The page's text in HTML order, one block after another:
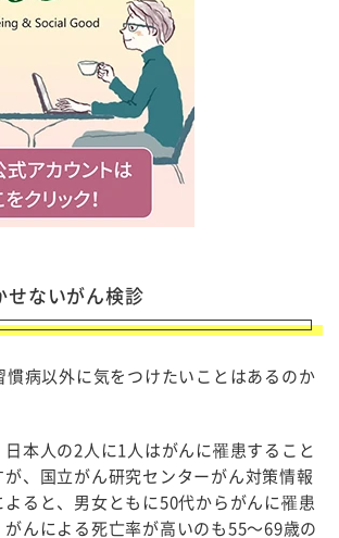
ないがん検診
慣病以外に気をつけたいことはあるのか
本人の2人に1人はがんに罹患すること
、国立がん研究センターがん対策情報
ると、男女ともに50代からがんに罹患
んによる死亡率が高いのも55～69歳の